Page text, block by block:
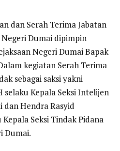
dan Serah Terima Jabatan
Dumai dipimpin
Negeri Dumai Bapak
kegiatan Serah Terima
sebagai saksi yakni
selaku Kepala Seksi Intelijen
dan Hendra Rasyid
Seksi Tindak Pidana
Dumai.